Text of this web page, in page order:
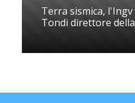
Terra sismica,
Tondi direttore